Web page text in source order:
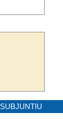
SUBJUNTIU